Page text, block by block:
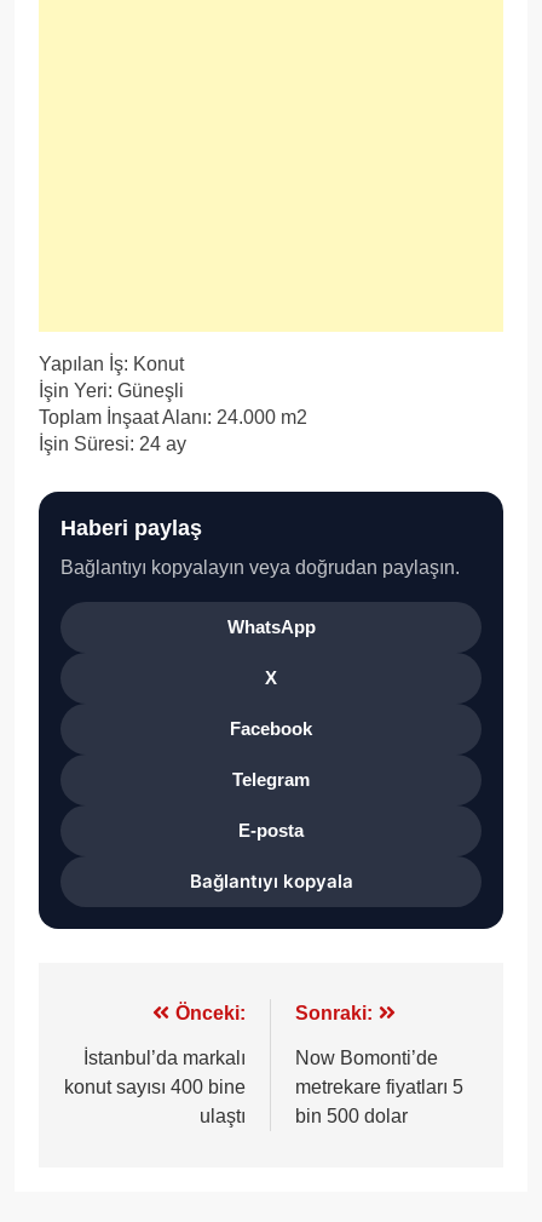
Yapılan İş: Konut
İşin Yeri: Güneşli
Toplam İnşaat Alanı: 24.000 m2
İşin Süresi: 24 ay
Haberi paylaş
Bağlantıyı kopyalayın veya doğrudan paylaşın.
WhatsApp
X
Facebook
Telegram
E-posta
Bağlantıyı kopyala
gezinmesi
Önceki:
İstanbul’da markalı
konut sayısı 400 bine
ulaştı
Sonraki:
Now Bomonti’de
metrekare fiyatları 5
bin 500 dolar